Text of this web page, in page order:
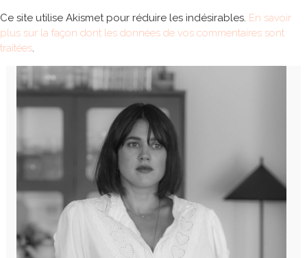
Ce site utilise Akismet pour réduire les indésirables. En savoir
plus sur la façon dont les données de vos commentaires sont
traitées.